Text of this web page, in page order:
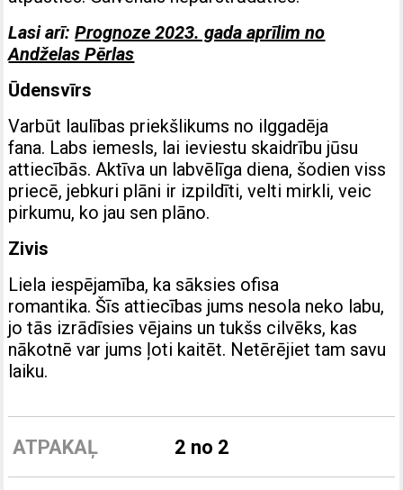
Lasi arī:Prognoze 2023. gada aprīlim no
Andželas Pērlas
Ūdensvīrs
Varbūt laulības priekšlikums no ilggadēja
fana. Labs iemesls, lai ieviestu skaidrību jūsu
attiecībās. Aktīva un labvēlīga diena, šodien viss
priecē, jebkuri plāni ir izpildīti, velti mirkli, veic
pirkumu, ko jau sen plāno.
Zivis
Liela iespējamība, ka sāksies ofisa
romantika. Šīs attiecības jums nesola neko labu,
jo tās izrādīsies vējains un tukšs cilvēks, kas
nākotnē var jums ļoti kaitēt. Netērējiet tam savu
laiku.
ATPAKAĻ 2 no 2